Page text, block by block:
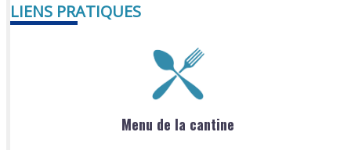
LIENS PRATIQUES
Menu de la cantine